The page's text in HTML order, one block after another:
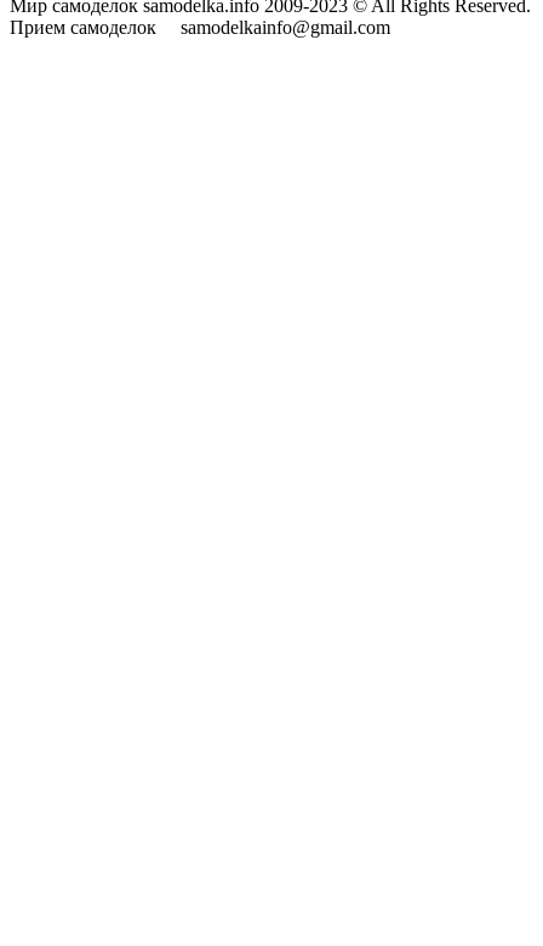
Мир самоделок samodelka.info 2009-2023 © All Rights Reserved.
Прием самоделок samodelkainfo@gmail.com